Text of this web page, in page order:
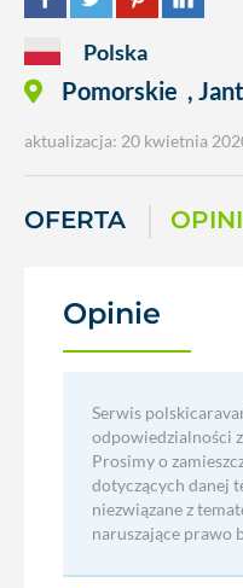
Polska
Pomorskie ,
aktualizacja: 20 kwietnia
OFERTA
Opinie
Serwis
odpowiedzialności
Prosimy o
dotyczących danej
niezwiązane z
naruszające prawo